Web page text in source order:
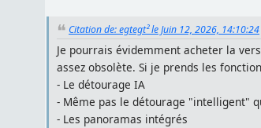
Citation de: egtegt² le Juin 12, 2026, 14:10:24
Je pourrais évidemment acheter la
assez obsolète. Si je prends les
- Le détourage IA
- Même pas le détourage "intelligent"
- Les panoramas intégrés